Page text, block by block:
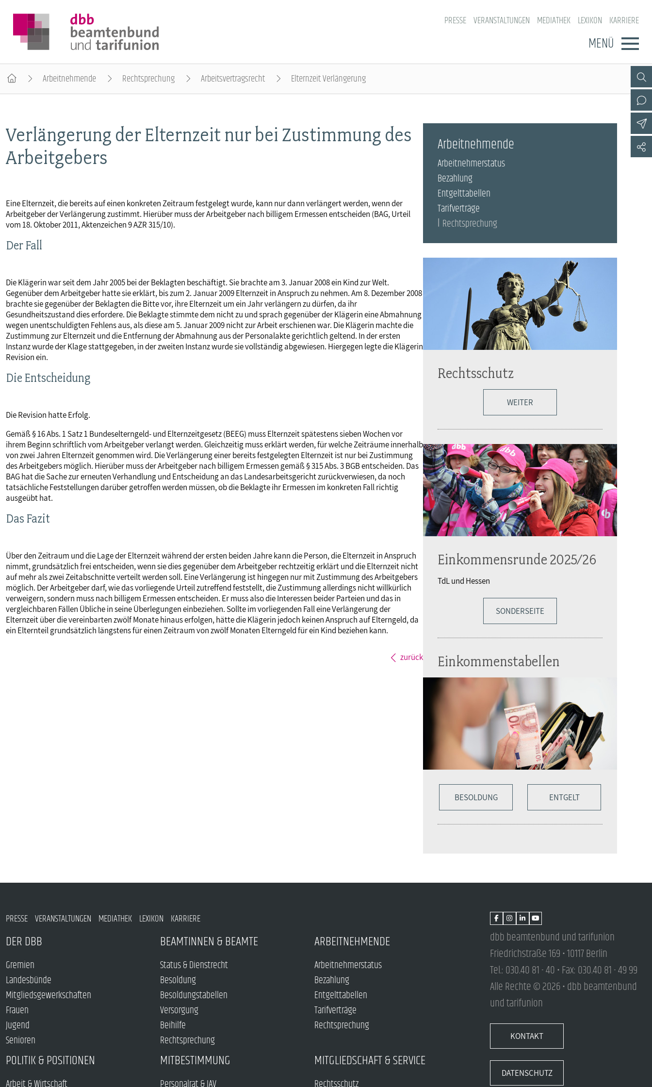
PRESSE VERANSTALTUNGEN MEDIATHEK LEXIKON KARRIERE
MENÜ
Gremien
Mitgliedsgewerkschaften
Senioren
BEAMTINNEN & BEAMTE
Status & Dienstrecht
Besoldungstabellen
Rechtsprechung
ARBEITNEHMENDE
Arbeitnehmerstatus
Entgelttabellen
POLITIK & POSITIONEN
Arbeit & Wirtschaft
Soziales & Gesundheit
MITBESTIMMUNG
Personalrat & JAV
Schwerbehindertenvertretung
Rechtsschutz
Vorteilswelt
Arbeitnehmende Rechtsprechung Arbeitsvertragsrecht Elternzeit Verlängerung
Verlängerung der Elternzeit nur bei Zustimmung des
Arbeitgebers
Eine Elternzeit, die bereits auf einen konkreten Zeitraum festgelegt wurde, kann nur dann verlängert werden, wenn der
Arbeitgeber der Verlängerung zustimmt. Hierüber muss der Arbeitgeber nach billigem Ermessen entscheiden (BAG, Urteil
vom 18. Oktober 2011, Aktenzeichen 9 AZR 315/10).
Der Fall
Die Klägerin war seit dem Jahr 2005 bei der Beklagten beschäftigt. Sie brachte am 3. Januar 2008 ein Kind zur Welt.
Gegenüber dem Arbeitgeber hatte sie erklärt, bis zum 2. Januar 2009 Elternzeit in Anspruch zu nehmen. Am 8. Dezember 2008
brachte sie gegenüber der Beklagten die Bitte vor, ihre Elternzeit um ein Jahr verlängern zu dürfen, da ihr
Gesundheitszustand dies erfordere. Die Beklagte stimmte dem nicht zu und sprach gegenüber der Klägerin eine Abmahnung
wegen unentschuldigten Fehlens aus, als diese am 5. Januar 2009 nicht zur Arbeit erschienen war. Die Klägerin machte die
Zustimmung zur Elternzeit und die Entfernung der Abmahnung aus der Personalakte gerichtlich geltend. In der ersten
Instanz wurde der Klage stattgegeben, in der zweiten Instanz wurde sie vollständig abgewiesen. Hiergegen legte die Klägerin
Revision ein.
Die Entscheidung
Die Revision hatte Erfolg.
Gemäß § 16 Abs. 1 Satz 1 Bundeselterngeld- und Elternzeitgesetz (BEEG) muss Elternzeit spätestens sieben Wochen vor
ihrem Beginn schriftlich vom Arbeitgeber verlangt werden. Gleichzeitig muss erklärt werden, für welche Zeiträume innerhalb
von zwei Jahren Elternzeit genommen wird. Die Verlängerung einer bereits festgelegten Elternzeit ist nur bei Zustimmung
des Arbeitgebers möglich. Hierüber muss der Arbeitgeber nach billigem Ermessen gemäß § 315 Abs. 3 BGB entscheiden. Das
BAG hat die Sache zur erneuten Verhandlung und Entscheidung an das Landesarbeitsgericht zurückverwiesen, da noch
tatsächliche Feststellungen darüber getroffen werden müssen, ob die Beklagte ihr Ermessen im konkreten Fall richtig
ausgeübt hat.
Das Fazit
Über den Zeitraum und die Lage der Elternzeit während der ersten beiden Jahre kann die Person, die Elternzeit in Anspruch
nimmt, grundsätzlich frei entscheiden, wenn sie dies gegenüber dem Arbeitgeber rechtzeitig erklärt und die Elternzeit nicht
auf mehr als zwei Zeitabschnitte verteilt werden soll. Eine Verlängerung ist hingegen nur mit Zustimmung des Arbeitgebers
möglich. Der Arbeitgeber darf, wie das vorliegende Urteil zutreffend feststellt, die Zustimmung allerdings nicht willkürlich
verweigern, sondern muss nach billigem Ermessen entscheiden. Er muss also die Interessen beider Parteien und das in
vergleichbaren Fällen Übliche in seine Überlegungen einbeziehen. Sollte im vorliegenden Fall eine Verlängerung der
Elternzeit über die vereinbarten zwölf Monate hinaus erfolgen, hätte die Klägerin jedoch keinen Anspruch auf Elterngeld, da
ein Elternteil grundsätzlich längstens für einen Zeitraum von zwölf Monaten Elterngeld für ein Kind beziehen kann.
zurück
Arbeitnehmende
Arbeitnehmerstatus
Bezahlung
Entgelttabellen
Tarifverträge
Rechtsprechung
Rechtsschutz
WEITER
Einkommensrunde 2025/26
TdL und Hessen
SONDERSEITE
Einkommenstabellen
BESOLDUNG ENTGELT
PRESSE VERANSTALTUNGEN MEDIATHEK LEXIKON KARRIERE
DER DBB
Gremien
Landesbünde
Mitgliedsgewerkschaften
Frauen
Jugend
Senioren
BEAMTINNEN & BEAMTE
Status & Dienstrecht
Besoldung
Besoldungstabellen
Versorgung
Beihilfe
Rechtsprechung
ARBEITNEHMENDE
Arbeitnehmerstatus
Bezahlung
Entgelttabellen
Tarifverträge
Rechtsprechung
POLITIK & POSITIONEN MITBESTIMMUNG MITGLIEDSCHAFT & SERVICE
dbb beamtenbund und tarifunion
Friedrichstraße 169 • 10117 Berlin
Tel.: 030.40 81 - 40 • Fax: 030.40 81 - 49 99
Alle Rechte © 2026 • dbb beamtenbund
und tarifunion
KONTAKT
DATENSCHUTZ